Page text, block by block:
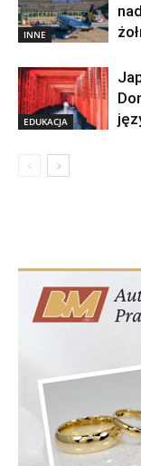
INNE
EDUKACJA